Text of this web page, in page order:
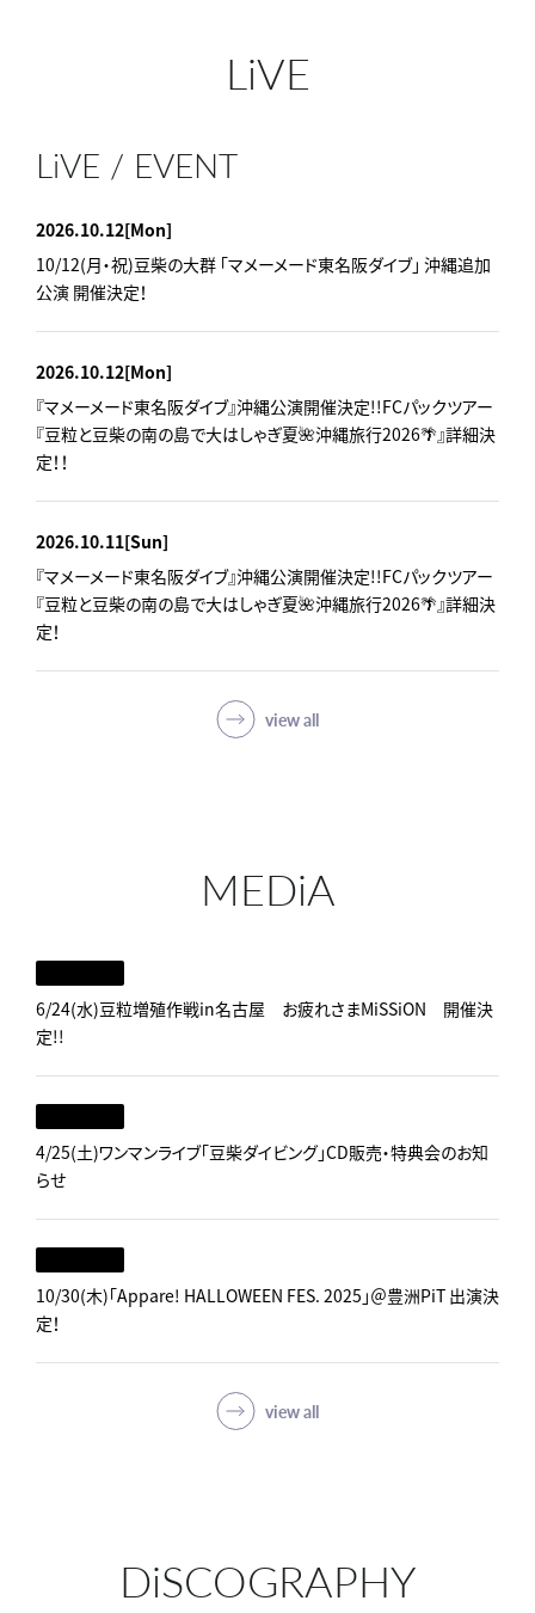
LiVE
view all
LiVE / EVENT
2026.10.12[Mon]
10/12(月・祝)豆柴の大群 「マメーメード東名阪ダイブ」 沖縄追加
公演 開催決定！
2026.10.12[Mon]
『マメーメード東名阪ダイブ』沖縄公演開催決定!!FCパックツアー
『豆粒と豆柴の南の島で大はしゃぎ夏🌺沖縄旅行2026🌴』詳細決
定！！
2026.10.11[Sun]
『マメーメード東名阪ダイブ』沖縄公演開催決定!!FCパックツアー
『豆粒と豆柴の南の島で大はしゃぎ夏🌺沖縄旅行2026🌴』詳細決
定！
MEDiA
view all
6/24(水)豆粒増殖作戦in名古屋 お疲れさまMiSSiON 開催決
定!!
4/25(土)ワンマンライブ「豆柴ダイビング」CD販売・特典会のお知
らせ
10/30(木)「Appare! HALLOWEEN FES. 2025」＠豊洲PiT 出演決
定！
DiSCOGRAPHY